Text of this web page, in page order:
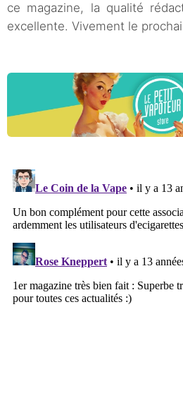
ce magazine, la qualité
excellente. Vivement le